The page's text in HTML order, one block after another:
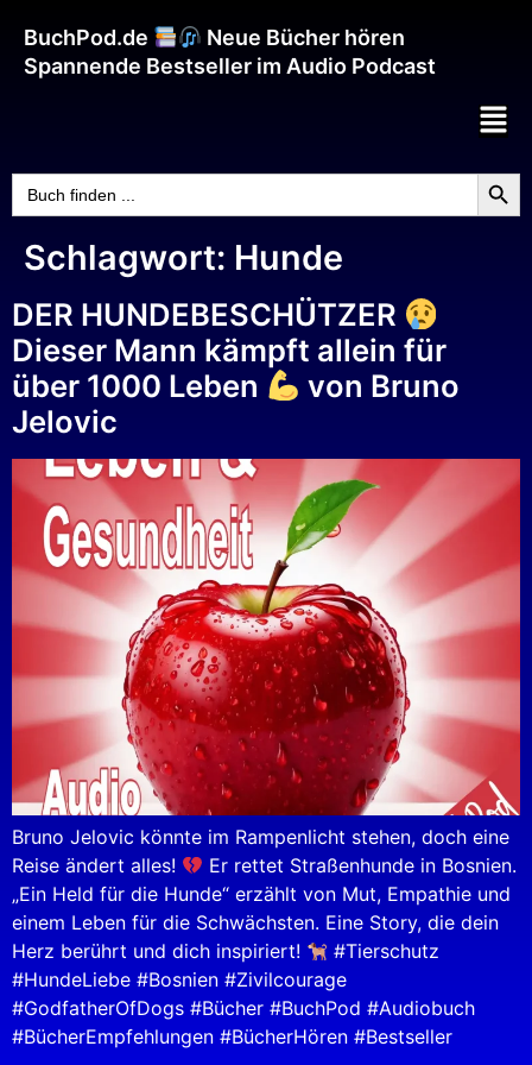
BuchPod.de
Neue Bücher hören
Spannende Bestseller im Audio Podcast
Search
for:
Schlagwort: Hunde
DER HUNDEBESCHÜTZER
Dieser Mann kämpft allein für
über 1000 Leben
von Bruno
Jelovic
Bruno Jelovic könnte im Rampenlicht stehen, doch eine
Reise ändert alles!
Er rettet Straßenhunde in Bosnien.
„Ein Held für die Hunde“ erzählt von Mut, Empathie und
einem Leben für die Schwächsten. Eine Story, die dein
Herz berührt und dich inspiriert!
#Tierschutz
#HundeLiebe #Bosnien #Zivilcourage
#GodfatherOfDogs #Bücher #BuchPod #Audiobuch
#BücherEmpfehlungen #BücherHören #Bestseller